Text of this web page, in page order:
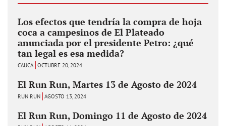
Los efectos que tendría la compra de hoja
coca a campesinos de El Plateado
anunciada por el presidente Petro: ¿qué
tan legal es esa medida?
CAUCA OCTUBRE 20, 2024
El Run Run, Martes 13 de Agosto de 2024
RUN RUN AGOSTO 13, 2024
El Run Run, Domingo 11 de Agosto de 2024